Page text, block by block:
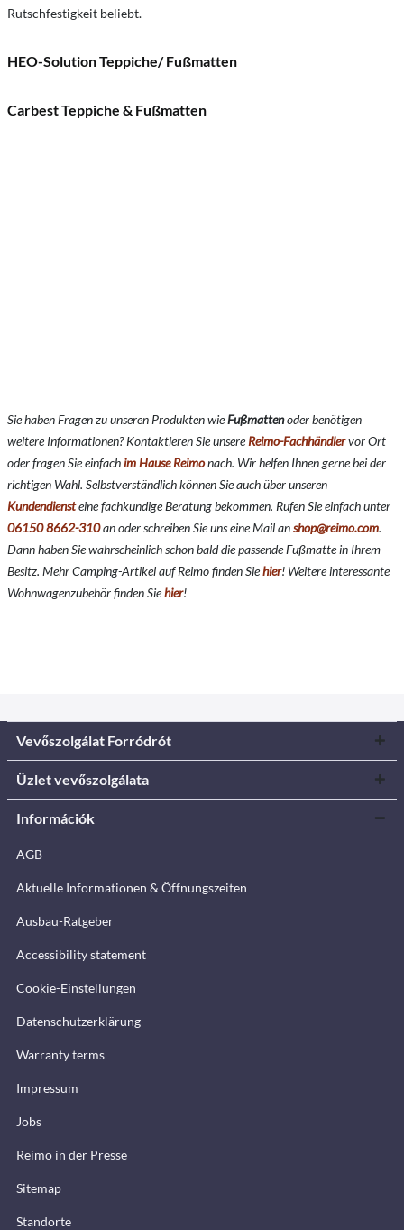
Rutschfestigkeit beliebt​.
HEO-Solution Teppiche/ Fußmatten
Carbest Teppiche & Fußmatten
Sie haben Fragen zu unseren Produkten wieFußmattenoder benötigen
weitere Informationen? Kontaktieren Sie unsereReimo-Fachhändlervor Ort
oder fragen Sie einfachim Hause Reimonach. Wir helfen Ihnen gerne bei der
richtigen Wahl. Selbstverständlich können Sie auch über unseren
Kundendiensteine fachkundige Beratung bekommen. Rufen Sie einfach unter
06150 8662-310an oder schreiben Sie uns eine Mail anshop@reimo.com.
Dann haben Sie wahrscheinlich schon bald die passende Fußmatte in Ihrem
Besitz. Mehr Camping-Artikel auf Reimo finden Siehier! Weitere interessante
Wohnwagenzubehör finden Siehier!
Vevőszolgálat Forródrót
Üzlet vevőszolgálata
Információk
AGB
Aktuelle Informationen & Öffnungszeiten
Ausbau-Ratgeber
Accessibility statement
Cookie-Einstellungen
Datenschutzerklärung
Warranty terms
Impressum
Jobs
Reimo in der Presse
Sitemap
Standorte